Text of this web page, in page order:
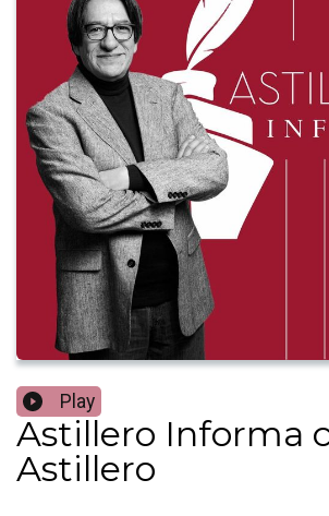
Play
Astillero Informa
Astillero